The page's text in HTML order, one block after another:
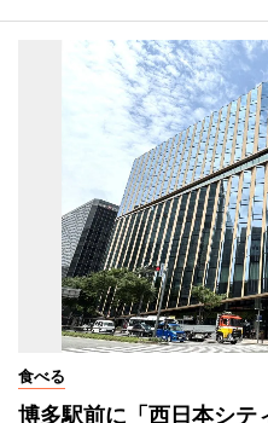
食べる
博多駅前に「西日本シテ